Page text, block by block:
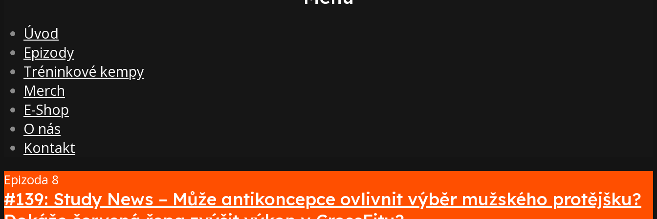
Úvod
Epizody
Tréninkové kempy
Merch
E-Shop
O nás
Kontakt
Epizoda 8
#139: Study News – Může antikoncepce ovlivnit výběr mužského protějšku?